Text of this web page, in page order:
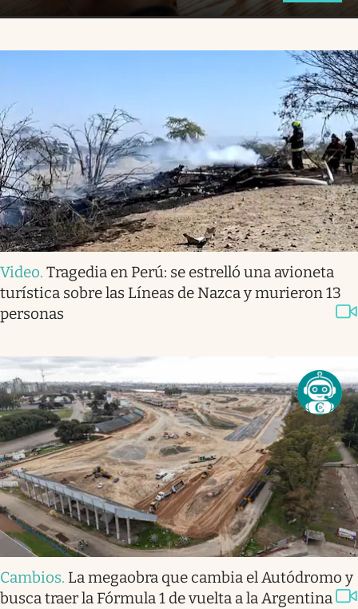
Video. Tragedia en Perú: se estrelló una avioneta
turística sobre las Líneas de Nazca y murieron 13
personas
Cambios. La megaobra que cambia el Autódromo y
busca traer la Fórmula 1 de vuelta a la Argentina